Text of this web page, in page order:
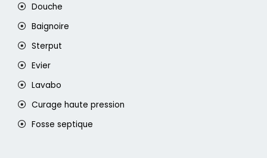
Douche
Baignoire
Sterput
Evier
Lavabo
Curage haute pression
Fosse septique